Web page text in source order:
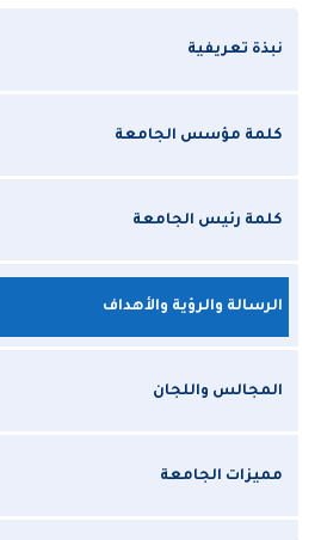
نبذة تعريفية
كلمة مؤسس الجامعة
كلمة رئيس الجامعة
الرسالة والرؤية والأهداف
المجالس واللجان
مميزات الجامعة